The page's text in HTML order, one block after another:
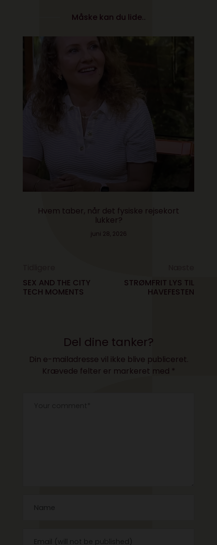
Måske kan du lide..
Hvem taber, når det fysiske rejsekort
lukker?
juni 28, 2026
SEX AND THE CITY
TECH MOMENTS
STRØMFRIT LYS TIL
HAVEFESTEN
Del dine tanker?
Din e-mailadresse vil ikke blive publiceret.
Krævede felter er markeret med *